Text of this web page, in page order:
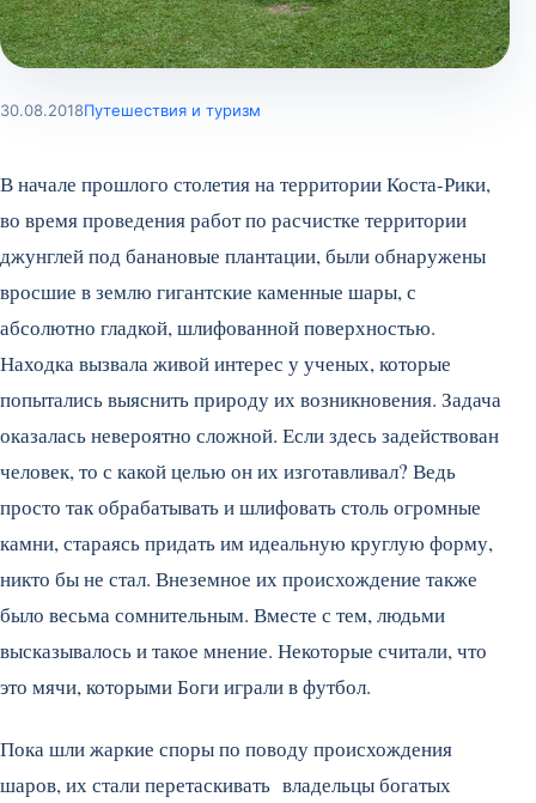
30.08.2018Путешествия и туризм
В начале прошлого столетия на территории Коста-Рики,
во время проведения работ по расчистке территории
джунглей под банановые плантации, были обнаружены
вросшие в землю гигантские каменные шары, с
абсолютно гладкой, шлифованной поверхностью.
Находка вызвала живой интерес у ученых, которые
попытались выяснить природу их возникновения. Задача
оказалась невероятно сложной. Если здесь задействован
человек, то с какой целью он их изготавливал? Ведь
просто так обрабатывать и шлифовать столь огромные
камни, стараясь придать им идеальную круглую форму,
никто бы не стал. Внеземное их происхождение также
было весьма сомнительным. Вместе с тем, людьми
высказывалось и такое мнение. Некоторые считали, что
это мячи, которыми Боги играли в футбол.
Пока шли жаркие споры по поводу происхождения
шаров, их стали перетаскивать владельцы богатых